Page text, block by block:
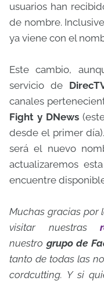
usuarios han
de nombre.
ya viene con el
Este cambio,
servicio de
canales
Fight y DNews
desde el primer
será el nuevo
actualizaremos
encuentre
Muchas gracias por
visitar nuestras
nuestro grupo de
tanto de todas las
cordcutting. Y si